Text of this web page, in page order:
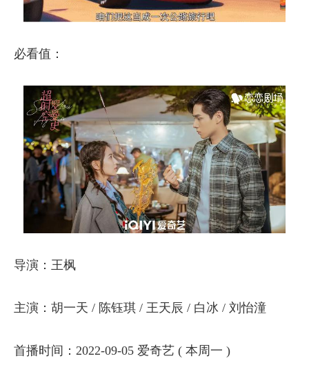
必看值：
导演：王枫
主演：胡一天 / 陈钰琪 / 王天辰 / 白冰 / 刘怡潼
首播时间：2022-09-05 爱奇艺 ( 本周一 )